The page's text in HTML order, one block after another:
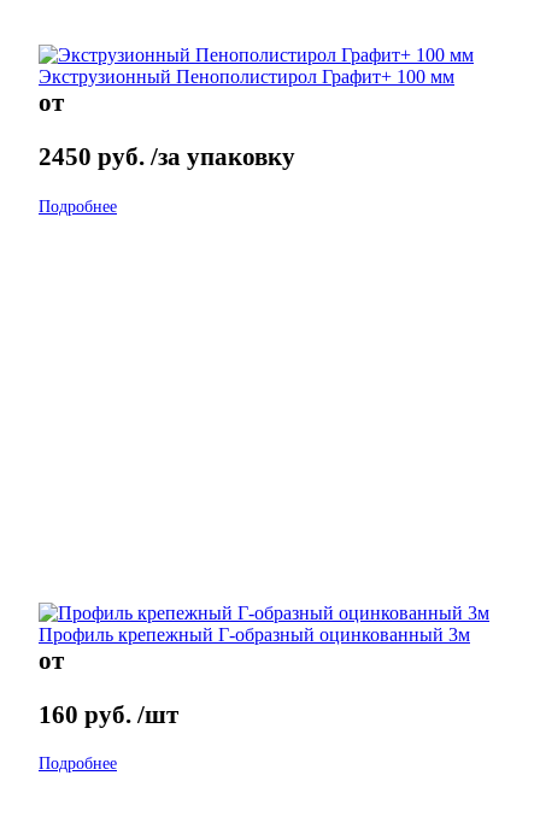
Экструзионный Пенополистирол Графит+ 100 мм
от
2450 руб. /за упаковку
Подробнее
Профиль крепежный Г-образный оцинкованный 3м
от
160 руб. /шт
Подробнее